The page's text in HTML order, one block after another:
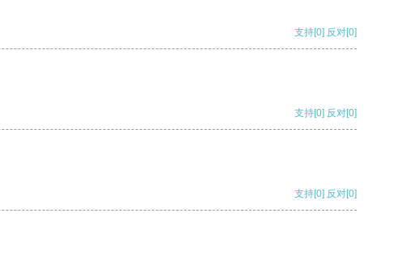
支持[0] 反对[0]
支持[0] 反对[0]
支持[0] 反对[0]